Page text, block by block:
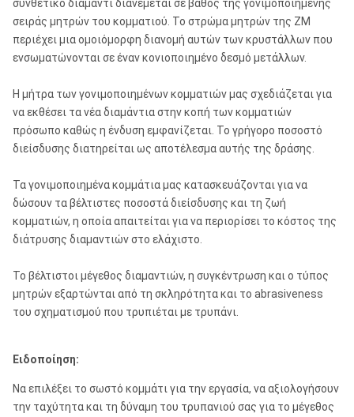
συνθετικό διαμάντι διανέμεται σε βάθος της γονιμοποιημένης
σειράς μητρών του κομματιού. Το στρώμα μητρών της ZM
περιέχει μια ομοιόμορφη διανομή αυτών των κρυστάλλων που
ενσωματώνονται σε έναν κονιοποιημένο δεσμό μετάλλων.
Η μήτρα των γονιμοποιημένων κομματιών μας σχεδιάζεται για
να εκθέσει τα νέα διαμάντια στην κοπή των κομματιών
πρόσωπο καθώς η ένδυση εμφανίζεται. Το γρήγορο ποσοστό
διείσδυσης διατηρείται ως αποτέλεσμα αυτής της δράσης.
Τα γονιμοποιημένα κομμάτια μας κατασκευάζονται για να
δώσουν τα βέλτιστες ποσοστά διείσδυσης και τη ζωή
κομματιών, η οποία απαιτείται για να περιορίσει το κόστος της
διάτρυσης διαμαντιών στο ελάχιστο.
Το βέλτιστοι μέγεθος διαμαντιών, η συγκέντρωση και ο τύπος
μητρών εξαρτώνται από τη σκληρότητα και το abrasiveness
του σχηματισμού που τρυπιέται με τρυπάνι.
Ειδοποίηση:
Να επιλέξει το σωστό κομμάτι για την εργασία, να αξιολογήσουν
την ταχύτητα και τη δύναμη του τρυπανιού σας για το μέγεθος